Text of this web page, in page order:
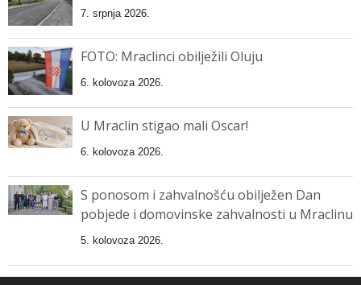
7. srpnja 2026.
FOTO: Mraclinci obilježili Oluju
6. kolovoza 2026.
U Mraclin stigao mali Oscar!
6. kolovoza 2026.
S ponosom i zahvalnošću obilježen Dan
pobjede i domovinske zahvalnosti u Mraclinu
5. kolovoza 2026.